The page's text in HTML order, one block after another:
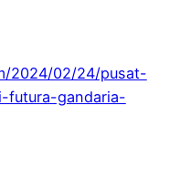
2024/02/24/pusat-
futura-gandaria-